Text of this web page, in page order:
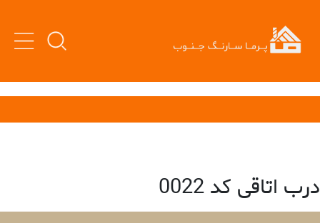
درب اتاقی کد 0022